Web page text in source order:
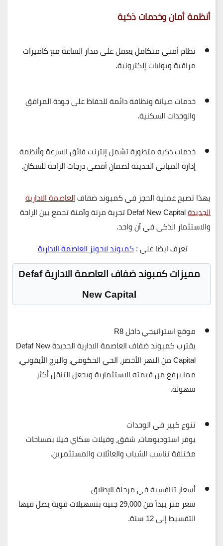
أنظمة أمان وخدمات ذكية
نظام أمني متكامليعمل على مدار الساعة مع كاميرات
مراقبة وبوابات إلكترونية.
خدمات صيانة ونظافة دائمةللحفاظ على جودة المرافق
والوحدات السكنية.
خدمات ذكية متطورةتشمل إنترنت فائق السرعة وأنظمة
إدارة المباني الحديثة لضمان أقصى درجات الراحة للسكان.
بهذا تصبحعملية الحجز في كمبوند ضفافالعاصمة الادارية
الجديدة
تجربة مرنة وآمنة تجمع بينالراحة
والاستثمار الذكيفي آن واحد.
تعرف ايضا علي :كمبوند لاجونز العاصمة الادارية
مميزات كمبوند ضفاف العاصمة الادارية Defaf
New Capital
موقع استراتيجي داخل R8
يقترب
كمبوند ضفاف العاصمة الادارية الجديدة Defaf New
Capitalمن النهر الأخضر، الحي الحكومي، والبرج الأيقوني،
مما يرفع من قيمته الاستثمارية ويجعل التنقل أكثر
سهولة.
تنوع كبير في الوحدات
يوفر استوديوهات، شقق، وفيلات سكاي فيلا بمساحات
مختلفة تناسب الشباب والعائلات والمستثمرين.
أسعار تنافسية في مرحلة الإطلاق
سعر متر يبدأ من 29,000 جنيه بتسهيلات قوية يصل فيها
التقسيط إلى12 سنة .